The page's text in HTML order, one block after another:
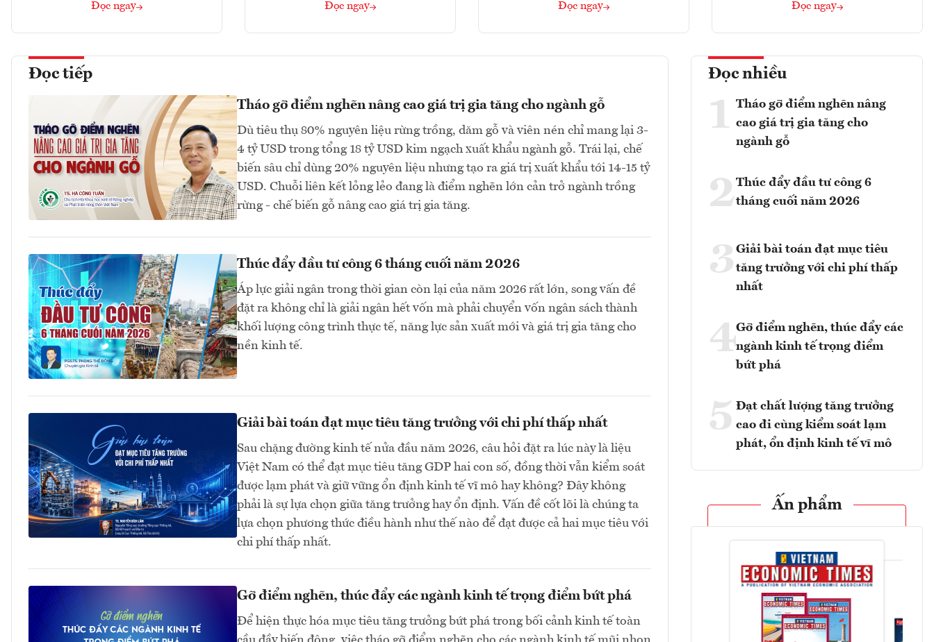
Đọc ngay Đọc ngay Đọc ngay Đọc ngay
Đọc tiếp
Tháo gỡ điểm nghẽn nâng cao giá trị gia tăng cho ngành gỗ
Dù tiêu thụ 80% nguyên liệu rừng trồng, dăm gỗ và viên nén chỉ mang lại 3-
4 tỷ USD trong tổng 18 tỷ USD kim ngạch xuất khẩu ngành gỗ. Trái lại, chế
biến sâu chỉ dùng 20% nguyên liệu nhưng tạo ra giá trị xuất khẩu tới 14-15 tỷ
USD. Chuỗi liên kết lỏng lẻo đang là điểm nghẽn lớn cản trở ngành trồng
rừng - chế biến gỗ nâng cao giá trị gia tăng.
Thúc đẩy đầu tư công 6 tháng cuối năm 2026
Áp lực giải ngân trong thời gian còn lại của năm 2026 rất lớn, song vấn đề
đặt ra không chỉ là giải ngân hết vốn mà phải chuyển vốn ngân sách thành
khối lượng công trình thực tế, năng lực sản xuất mới và giá trị gia tăng cho
nền kinh tế.
Giải bài toán đạt mục tiêu tăng trưởng với chi phí thấp nhất
Sau chặng đường kinh tế nửa đầu năm 2026, câu hỏi đặt ra lúc này là liệu
Việt Nam có thể đạt mục tiêu tăng GDP hai con số, đồng thời vẫn kiểm soát
được lạm phát và giữ vững ổn định kinh tế vĩ mô hay không? Đây không
phải là sự lựa chọn giữa tăng trưởng hay ổn định. Vấn đề cốt lõi là chúng ta
lựa chọn phương thức điều hành như thế nào để đạt được cả hai mục tiêu với
chi phí thấp nhất.
Gỡ điểm nghẽn, thúc đẩy các ngành kinh tế trọng điểm bứt phá
Để hiện thực hóa mục tiêu tăng trưởng bứt phá trong bối cảnh kinh tế toàn
Đọc nhiều
1 Tháo gỡ điểm nghẽn nâng
cao giá trị gia tăng cho
ngành gỗ
2Thúc đẩy đầu tư công 6
tháng cuối năm 2026
3 Giải bài toán đạt mục tiêu
tăng trưởng với chi phí thấp
nhất
4Gỡ điểm nghẽn, thúc đẩy các
ngành kinh tế trọng điểm
bứt phá
5 Đạt chất lượng tăng trưởng
cao đi cùng kiểm soát lạm
phát, ổn định kinh tế vĩ mô
Ấn phẩm